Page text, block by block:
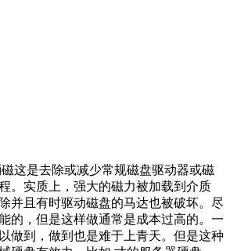
磁这是去除或减少常规磁盘驱动器或磁
。实质上，强大的磁力被加载到介质
并且有时驱动磁盘的马达也被破坏。尽
的，但是这样做通常是成本过高的。一
做到，做到也是难于上青天。但是这种